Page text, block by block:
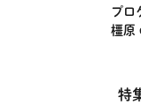
プロ
橿原
特